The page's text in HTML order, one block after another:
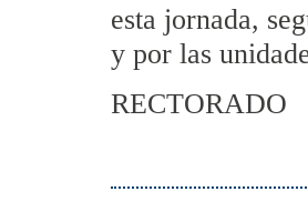
esta jornada,
y por las
RECTORADO